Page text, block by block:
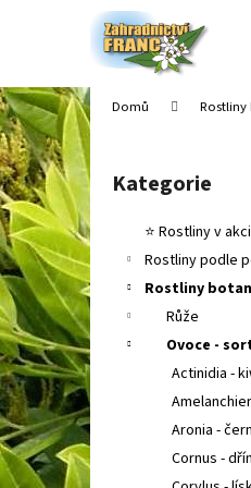
Domů
P
o
s
t
r
a
n
n
í
p
a
n
Přeskočit
kategorie
Kategorie
⭐ Rostliny v akci
Rostliny podle
Rostliny
Růže
Ovoce -
Actinidia -
Aronia -
Cornus - dřín
í
k
Zpět
do
obchodu
Zpět
do
obchodu